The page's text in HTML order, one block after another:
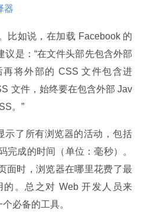
器
比如说，在加载 Facebook 的
议是：“在文件头部先包含外部
再将外部的 CSS 文件包含进
文件，始终要在包含外部 Jav
。”
示了所有浏览器的活动，包括
完成的时间（单位：毫秒）。
面时，浏览器在哪里花费了最
。总之对 Web 开发人员来
必备的工具。